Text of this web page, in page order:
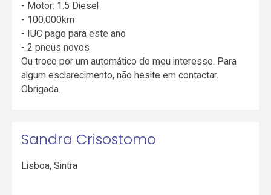
- Motor: 1.5 Diesel
- 100.000km
- IUC pago para este ano
- 2 pneus novos
Ou troco por um automático do meu interesse. Para
algum esclarecimento, não hesite em contactar.
Obrigada.
Sandra Crisostomo
Lisboa,Sintra